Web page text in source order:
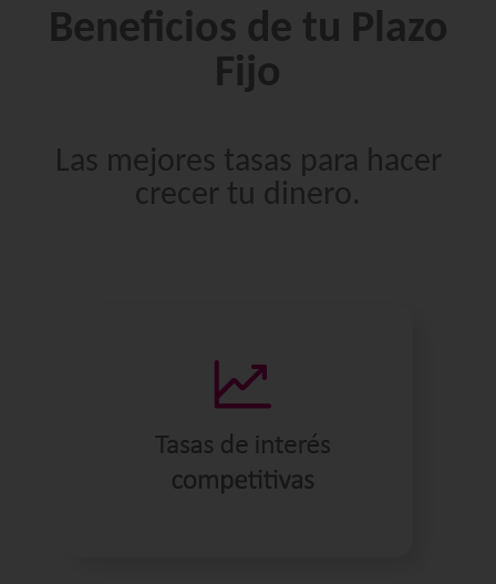
Beneficios de tu Plazo
Fijo
Las mejores tasas para hacer
crecer tu dinero.